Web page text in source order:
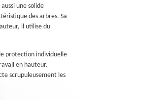
une solide
des arbres. Sa
il utilise du
protection individuelle
en hauteur.
scrupuleusement les